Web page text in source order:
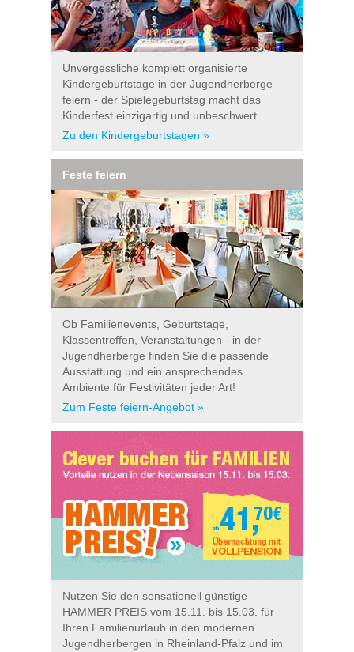
Unvergessliche komplett organisierte
Kindergeburtstage in der Jugendherberge
feiern - der Spielegeburtstag macht das
Kinderfest einzigartig und unbeschwert.
Zu den Kindergeburtstagen »
Feste feiern
Ob Familienevents, Geburtstage,
Klassentreffen, Veranstaltungen - in der
Jugendherberge finden Sie die passende
Ausstattung und ein ansprechendes
Ambiente für Festivitäten jeder Art!
Zum Feste feiern-Angebot »
Nutzen Sie den sensationell günstige
HAMMER PREIS vom 15.11. bis 15.03. für
Ihren Familienurlaub in den modernen
Jugendherbergen in Rheinland-Pfalz und im